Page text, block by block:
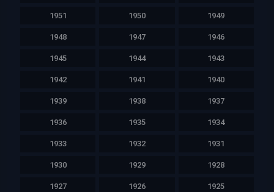
1951 1950 1949
1948 1947 1946
1945 1944 1943
1942 1941 1940
1939 1938 1937
1936 1935 1934
1933 1932 1931
1930 1929 1928
1927 1926 1925